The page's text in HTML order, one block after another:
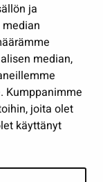
ja
median,
Kumppanimme
joita olet
käyttänyt